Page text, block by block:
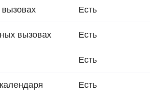
Есть
вызовах Есть
Есть
Есть